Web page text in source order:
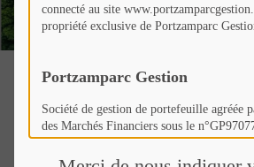
connecté au site
propriété exclusive de Portzamparc
Portzamparc Gestion
Société de gestion de portefeuille agréée
des Marchés Financiers sous le
Société Anonyme à Conseil
de 307 846 €,
Portzamparc Gestion